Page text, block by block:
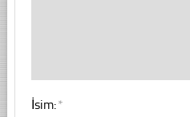
İsim:*